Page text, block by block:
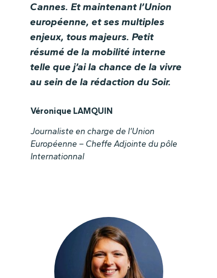
Cannes. Et maintenant l’Union
européenne, et ses multiples
enjeux, tous majeurs. Petit
résumé de la mobilité interne
telle que j’ai la chance de la vivre
au sein de la rédaction du Soir.
Véronique LAMQUIN
Journaliste en charge de l’Union
Européenne – Cheffe Adjointe du pôle
Internationnal